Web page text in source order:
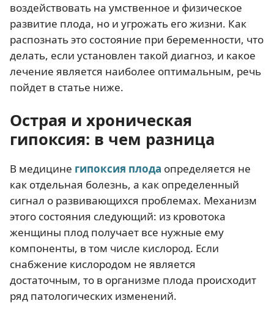
воздействовать на умственное и физическое
развитие плода, но и угрожать его жизни. Как
распознать это состояние при беременности, что
делать, если установлен такой диагноз, и какое
лечение является наиболее оптимальным, речь
пойдет в статье ниже.
Острая и хроническая
гипоксия: в чем разница
В медицине гипоксия плода определяется не
как отдельная болезнь, а как определенный
сигнал о развивающихся проблемах. Механизм
этого состояния следующий: из кровотока
женщины плод получает все нужные ему
компоненты, в том числе кислород. Если
снабжение кислородом не является
достаточным, то в организме плода происходит
ряд патологических изменений.